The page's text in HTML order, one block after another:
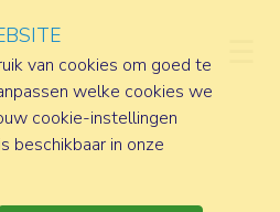
van cookies om goed te
welke cookies we
cookie-instellingen
beschikbaar in onze